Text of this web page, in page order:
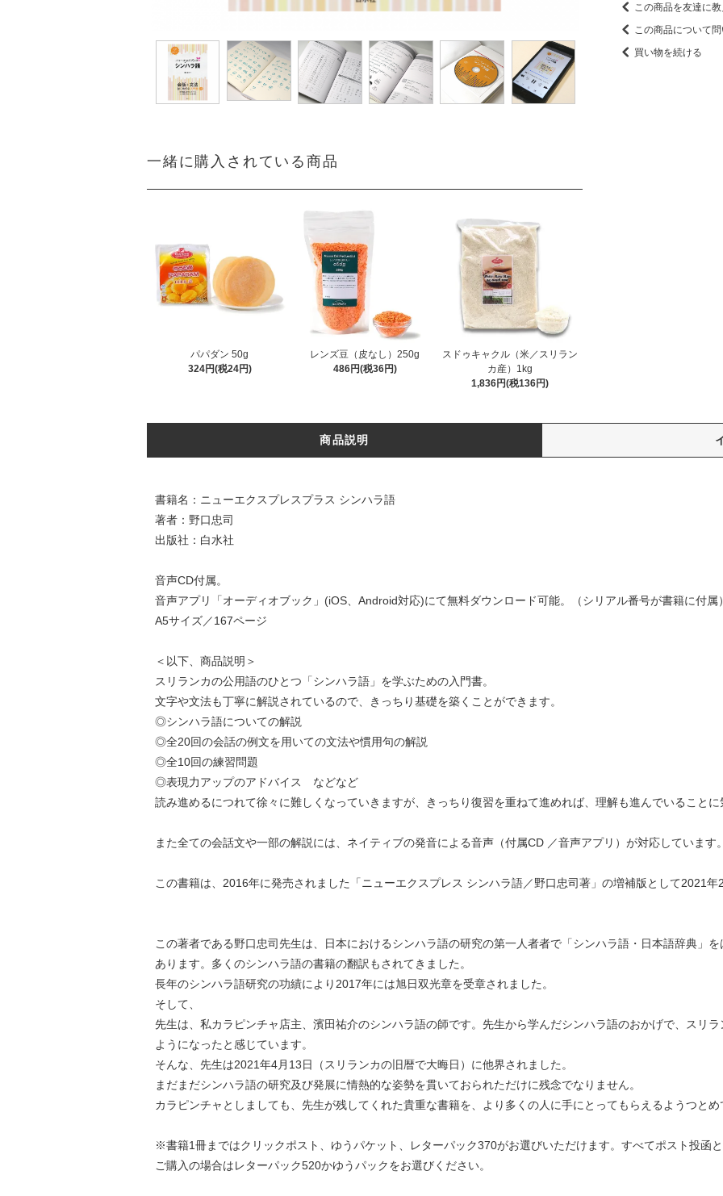
一緒に購入されている商品
パパダン 50g
324円(税24円)
レンズ豆（皮なし）250g
486円(税36円)
スドゥキャクル（米／スリラン
カ産）1kg
1,836円(税136円)
この商品を友達に
この商品について
買い物を続ける
商品説明
書籍名：ニューエクスプレスプラス シンハラ語
著者：野口忠司
出版社：白水社
音声CD付属。
音声アプリ「オーディオブック」(iOS、Android対応)にて無料ダウンロード可能。（シリアル番号が書籍に付属
A5サイズ／167ページ
＜以下、商品説明＞
スリランカの公用語のひとつ「シンハラ語」を学ぶための入門書。
文字や文法も丁寧に解説されているので、きっちり基礎を築くことができます。
◎シンハラ語についての解説
◎全20回の会話の例文を用いての文法や慣用句の解説
◎全10回の練習問題
◎表現力アップのアドバイス などなど
読み進めるにつれて徐々に難しくなっていきますが、きっちり復習を重ねて進めれば、理解も進んでいること
また全ての会話文や一部の解説には、ネイティブの発音による音声（付属CD ／音声アプリ）が対応しています
この書籍は、2016年に発売されました「ニューエクスプレス シンハラ語／野口忠司著」の増補版として2021
この著者である野口忠司先生は、日本におけるシンハラ語の研究の第一人者者で「シンハラ語・日本語辞典」
あります。多くのシンハラ語の書籍の翻訳もされてきました。
長年のシンハラ語研究の功績により2017年には旭日双光章を受章されました。
そして、
先生は、私カラピンチャ店主、濱田祐介のシンハラ語の師です。先生から学んだシンハラ語のおかげで、スリ
ようになったと感じています。
そんな、先生は2021年4月13日（スリランカの旧暦で大晦日）に他界されました。
まだまだシンハラ語の研究及び発展に情熱的な姿勢を貫いておられただけに残念でなりません。
カラピンチャとしましても、先生が残してくれた貴重な書籍を、より多くの人に手にとってもらえるようつと
※書籍1冊まではクリックポスト、ゆうパケット、レターパック370がお選びいただけます。すべてポスト投函
ご購入の場合はレターパック520かゆうパックをお選びください。